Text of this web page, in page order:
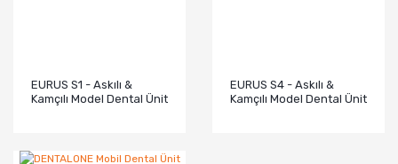
EURUS S1 - Askılı &
Kamçılı Model Dental Ünit
EURUS S4 - Askılı &
Kamçılı Model Dental Ünit